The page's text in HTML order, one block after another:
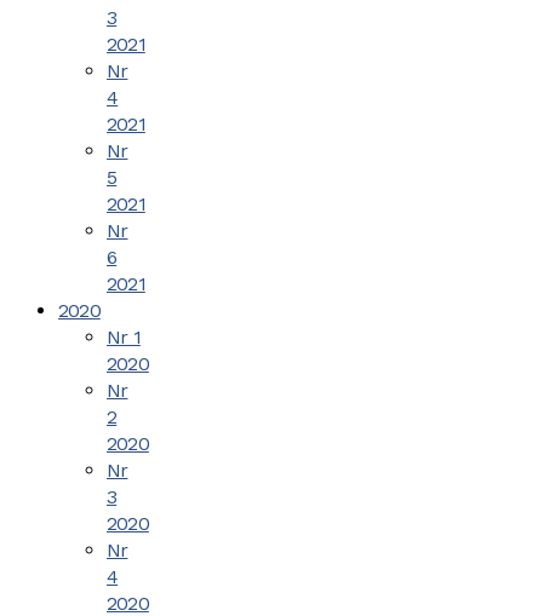
3
2021
Nr
4
2021
Nr
5
2021
Nr
6
2021
2020
Nr 1
2020
Nr
2
2020
Nr
3
2020
Nr
4
2020